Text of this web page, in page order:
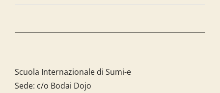
Scuola Internazionale di Sumi-e
Sede: c/o Bodai Dojo